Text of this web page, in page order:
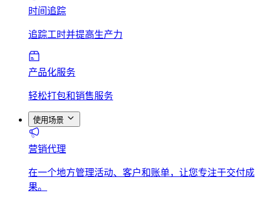
时间追踪
追踪工时并提高生产力
产品化服务
轻松打包和销售服务
使用场景
营销代理
在一个地方管理活动、客户和账单，让您专注于交付成
果。